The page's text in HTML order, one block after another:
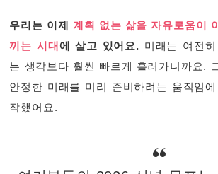
우리는 이제
계획 없는 삶을 자유로움이
끼는 시대 에 살고 있어요. 미래는 여전
는 생각보다 훨씬 빠르게 흘러가니까요.
안정한 미래를 미리 준비하려는 움직임
작했어요.